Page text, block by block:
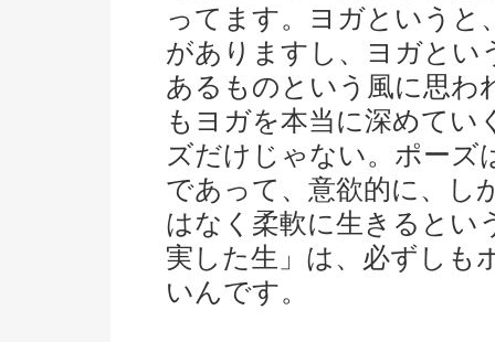
ってます。ヨガというと
がありますし、ヨガとい
あるものという風に思わ
もヨガを本当に深めてい
ズだけじゃない。ポーズ
であって、意欲的に、し
はなく柔軟に生きるとい
実した生」は、必ずしも
いんです。